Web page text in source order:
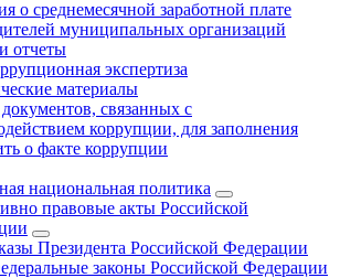
о среднемесячной заработной плате
муниципальных организаций
отчеты
экспертиза
материалы
связанных с
коррупции, для заполнения
о факте коррупции
национальная политика
правовые акты Российской
Президента Российской Федерации
законы Российской Федерации